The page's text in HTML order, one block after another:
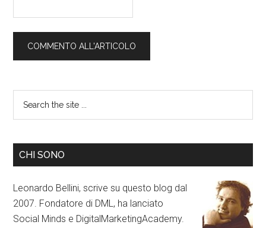
CHI SONO
Leonardo Bellini, scrive su questo blog dal
2007. Fondatore di DML, ha lanciato
Social Minds e DigitalMarketingAcademy.